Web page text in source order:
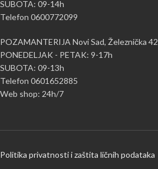
SUBOTA: 09-14h
Telefon 0600772099
POZAMANTERIJA Novi Sad, Železnička 42
PONEDELJAK - PETAK: 9-17h
SUBOTA: 09-13h
Telefon 0601652885
Web shop: 24h/7
Politika privatnosti i zaštita ličnih podataka